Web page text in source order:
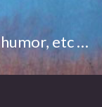
etc …